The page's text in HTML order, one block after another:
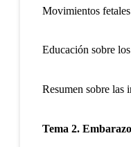
Movimientos fetales
Educación sobre
Resumen sobre las
Tema 2.